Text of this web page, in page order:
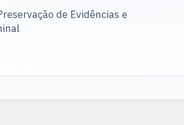
de Evidências e